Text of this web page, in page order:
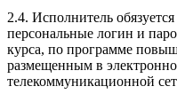
2.4. Исполнитель
персональные логин и
курса, по программе
размещенным в
телекоммуникационной